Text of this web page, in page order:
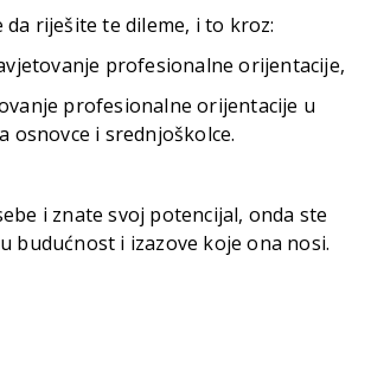
da riješite te dileme, i to kroz:
profesionalne orijentacije,
profesionalne orijentacije u
osnovce i srednjoškolce.
i znate svoj potencijal, onda ste
budućnost i izazove koje ona nosi.